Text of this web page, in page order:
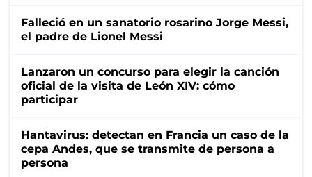
Falleció en un sanatorio rosarino Jorge Messi,
el padre de Lionel Messi
Lanzaron un concurso para elegir la canción
oficial de la visita de León XIV: cómo
participar
Hantavirus: detectan en Francia un caso de la
cepa Andes, que se transmite de persona a
persona